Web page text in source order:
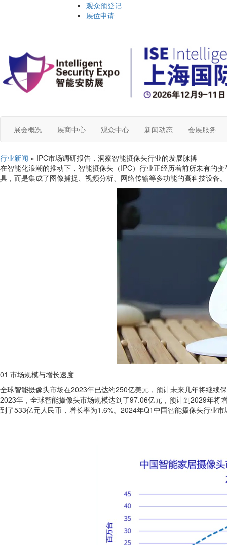
观众预登记
展位申请
展会概况 展商中心 观众中心 新闻动态 会展服务
行业新闻 » IPC市场调研报告，洞察智能摄像头行业的发展脉搏
在智能化浪潮的推动下，智能摄像头（IPC）行业正经历着前所未有的
具，而是集成了图像捕捉、视频分析、网络传输等多功能的高科技设备
01 市场规模与增长速度
全球智能摄像头市场在2023年已达约250亿美元，预计未来几年将继续
2023年，全球智能摄像头市场规模达到了97.06亿元，预计到2029年
到了533亿元人民币，增长率为1.6%。2024年Q1中国智能摄像头行业